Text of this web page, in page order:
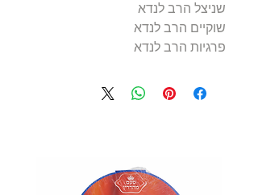
שניצל הרב לנדא
שוקיים הרב לנדא
פרגיות הרב לנדא